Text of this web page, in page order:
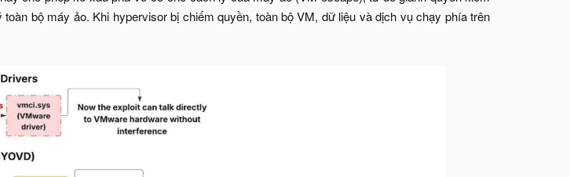
toàn bộ máy ảo. Khi hypervisor bị chiếm quyền, toàn bộ VM, dữ liệu và dịch vụ chạy phía trên